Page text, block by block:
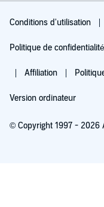
Conditions d'utilisation
Politique de confidentialité
Affiliation
Version ordinateur
© Copyright 1997 - 2026